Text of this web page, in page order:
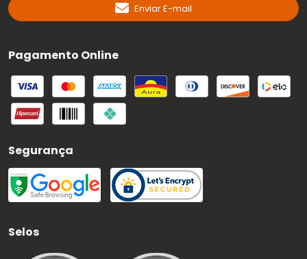
Enviar E-mail
Pagamento Online
Segurança
Selos